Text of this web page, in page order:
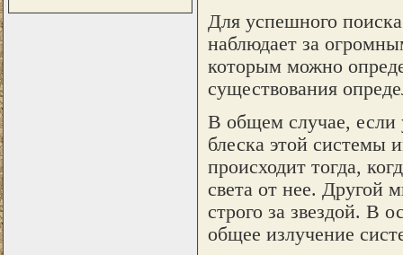
Для успешного
наблюдает за
которым можно
существования
В общем случае, если
блеска этой системы
происходит тогда,
света от нее. Другой
строго за звездой. В
общее излучение